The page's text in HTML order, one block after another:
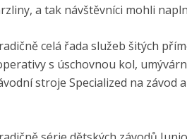
a tak návštěvníci mohli
celá řada služeb šitých
s úschovnou kol,
stroje Specialized na